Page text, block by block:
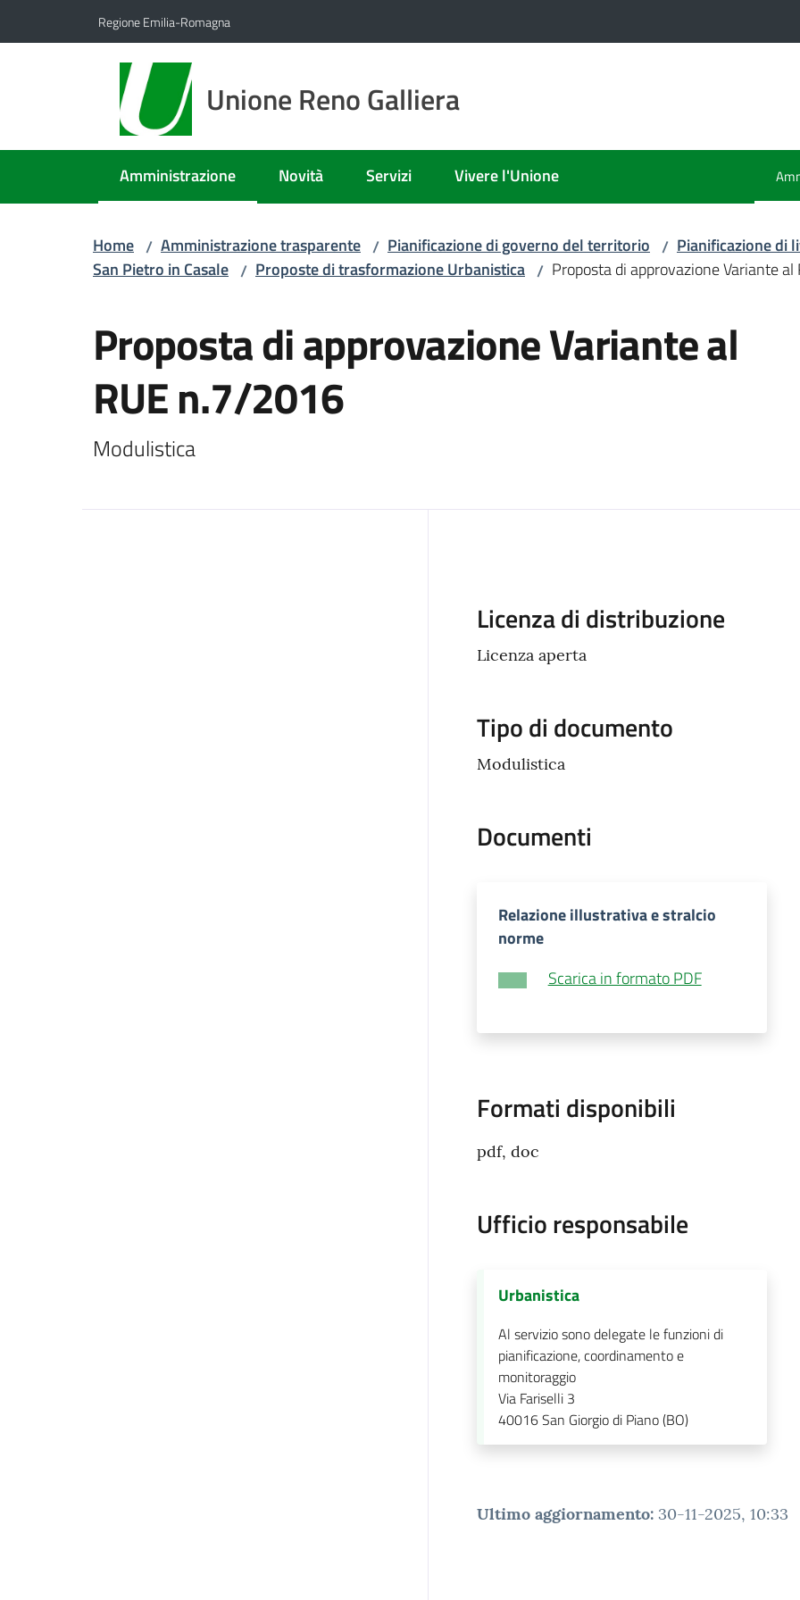
Regione Emilia-Romagna
Unione Reno Galliera
Amministrazione
Menu selezionato Novità Servizi Vivere l'Unione
Home / Amministrazione trasparente / Pianificazione di governo del territorio / Pianificazione di
San Pietro in Casale / Proposte di trasformazione Urbanistica / Proposta di approvazione Variante
Proposta di approvazione Variante al
RUE n.7/2016
Modulistica
Descrizione
Licenza di distribuzione
Licenza aperta
Tipo di documento
Modulistica
Documenti
Relazione illustrativa e stralcio
norme
Scarica in formato PDF
Formati disponibili
pdf, doc
Ufficio responsabile
Urbanistica
Al servizio sono delegate le funzioni di
pianificazione, coordinamento e
monitoraggio
Via Fariselli 3
40016San Giorgio di Piano (BO)
Ultimo aggiornamento: 30-11-2025, 10:33